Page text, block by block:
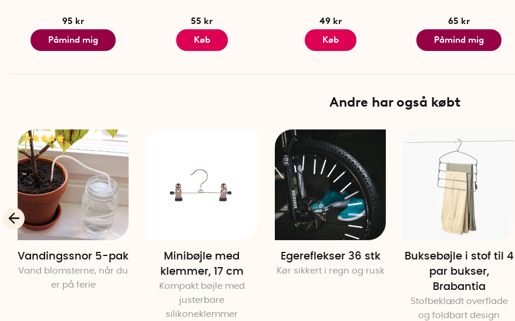
95 kr
Påmind mig
55 kr
Køb
49 kr
Køb
65 kr
Påmind mig
Andre har også købt
Vandingssnor 5-pak
Vand blomsterne, når du
er på ferie
Minibøjle med
klemmer, 17 cm
Kompakt bøjle med
justerbare
silikoneklemmer
Egereflekser 36 stk
Kør sikkert i regn og rusk
Buksebøjle i stof til 4
par bukser,
Brabantia
Stofbeklædt overflade
og foldbart design